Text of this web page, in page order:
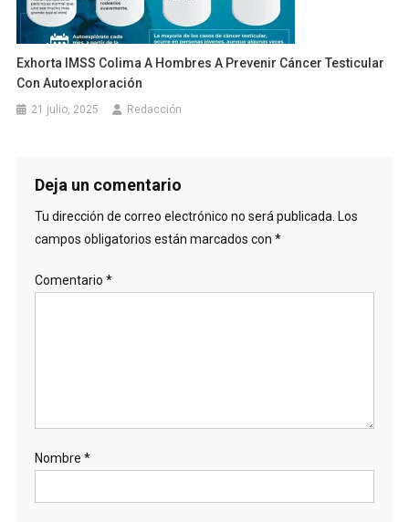
Exhorta IMSS Colima A Hombres A Prevenir Cáncer Testicular
Con Autoexploración
21 julio, 2025 Redacción
Deja un comentario
Tu dirección de correo electrónico no será publicada. Los
campos obligatorios están marcados con *
Comentario *
Nombre *